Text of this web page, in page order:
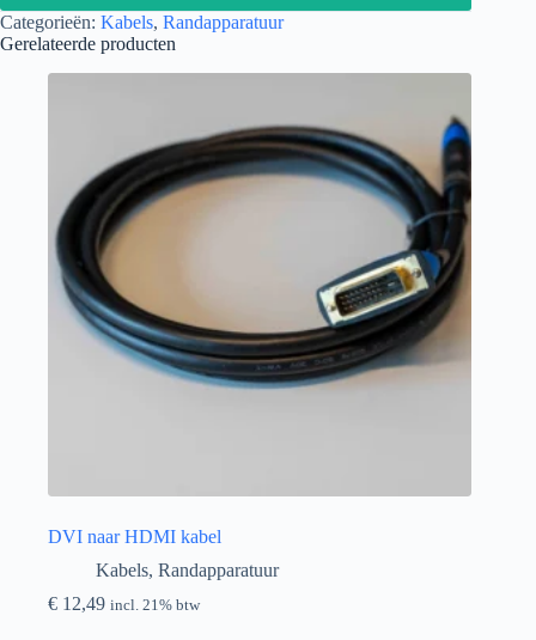
Categorieën: Kabels, Randapparatuur
Gerelateerde producten
DVI naar HDMI kabel
Kabels, Randapparatuur
€ 12,49 incl. 21% btw